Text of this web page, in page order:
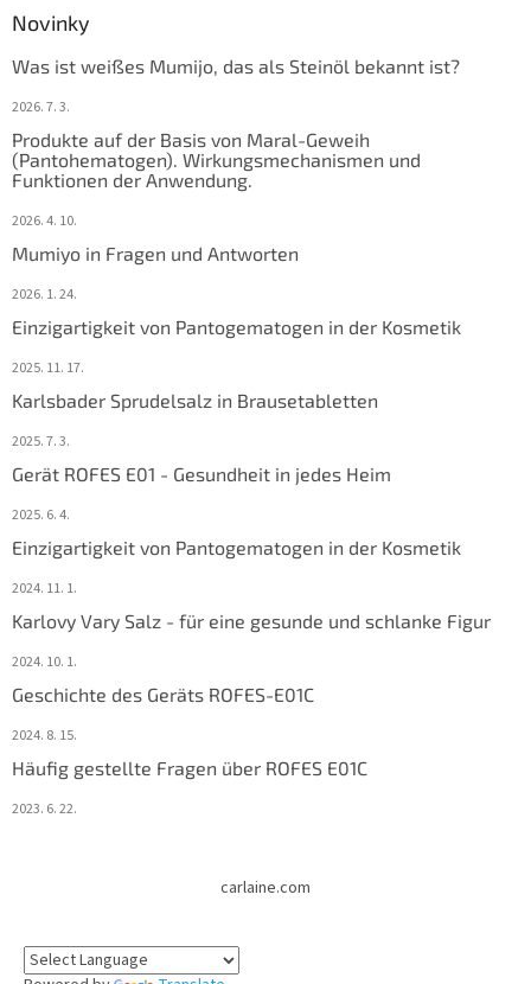
Novinky
Was ist weißes Mumijo, das als Steinöl bekannt ist?
2026. 7. 3.
Produkte auf der Basis von Maral-Geweih
(Pantohematogen). Wirkungsmechanismen und
Funktionen der Anwendung.
2026. 4. 10.
Mumiyo in Fragen und Antworten
2026. 1. 24.
Einzigartigkeit von Pantogematogen in der Kosmetik
2025. 11. 17.
Karlsbader Sprudelsalz in Brausetabletten
2025. 7. 3.
Gerät ROFES E01 - Gesundheit in jedes Heim
2025. 6. 4.
Einzigartigkeit von Pantogematogen in der Kosmetik
2024. 11. 1.
Karlovy Vary Salz - für eine gesunde und schlanke Figur
2024. 10. 1.
Geschichte des Geräts ROFES-E01C
2024. 8. 15.
Häufig gestellte Fragen über ROFES E01C
2023. 6. 22.
carlaine.com